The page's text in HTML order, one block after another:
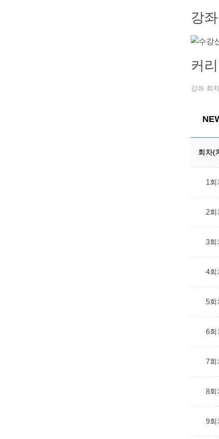
강
커
강좌 회
회차(
1회
2회
3회
4회
5회
6회
7회
8회
9회